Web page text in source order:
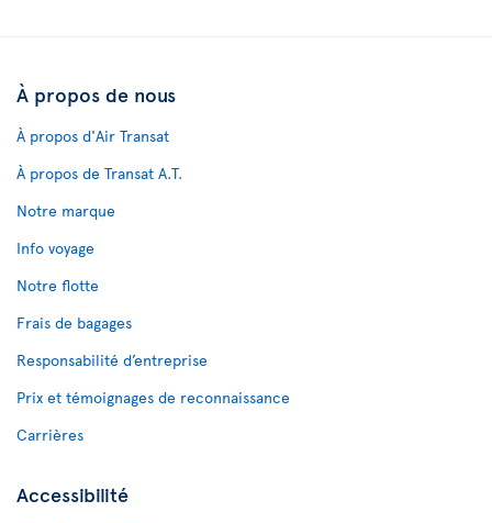
À propos de nous
À propos d'Air Transat
À propos de Transat A.T.
Notre marque
Info voyage
Notre flotte
Frais de bagages
Responsabilité d’entreprise
Prix et témoignages de reconnaissance
Carrières
Accessibilité